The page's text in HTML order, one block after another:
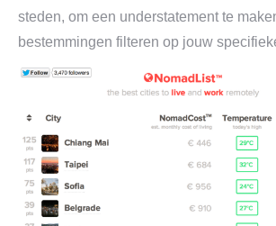
steden, om een understatement te
bestemmingen filteren op jouw